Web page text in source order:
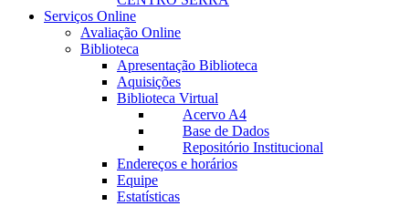
Serviços Online
Avaliação Online
Biblioteca
Apresentação Biblioteca
Aquisições
Biblioteca Virtual
Acervo A4
Base de Dados
Repositório Institucional
Endereços e horários
Equipe
Estatísticas